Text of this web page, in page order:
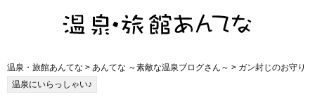
温泉・旅館あんてな > あんてな ～素敵な温泉ブログさん～ > ガン封じのお守り
温泉にいらっしゃい♪